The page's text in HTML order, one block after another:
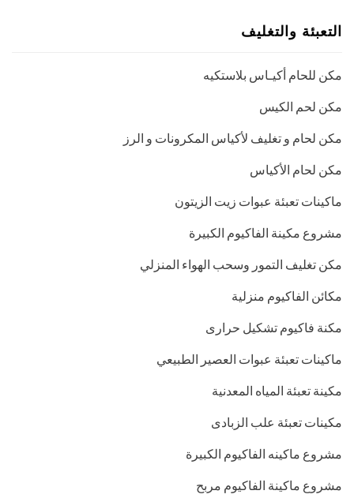
التعبئة والتغليف
مكن للحام أكيـاس بلاستكيه
مكن لحم الكيس
مكن لحام و تغليف لأكياس المكرونات و الرز
مكن لحام الأكياس
ماكينات تعبئة عبوات زيت الزيتون
مشروع مكينة الفاكيوم الكبيرة
مكن تغليف التمور وسحب الهواء المنزلي
مكائن الفاكيوم منزلية
مكنة فاكيوم تشكيل حرارى
ماكينات تعبئة عبوات العصير الطبيعي
مكينة تعبئة المياه المعدنية
مكينات تعبئة علب الزبادى
مشروع ماكينه الفاكيوم الكبيرة
مشروع ماكينة الفاكيوم مربح